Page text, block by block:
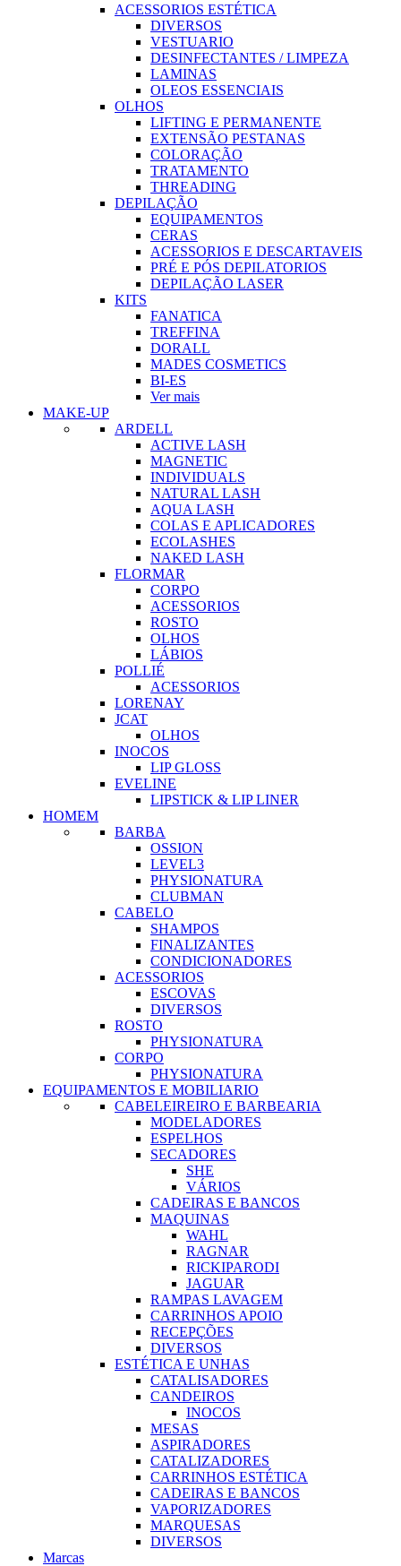
ACESSORIOS ESTÉTICA
DIVERSOS
VESTUARIO
DESINFECTANTES / LIMPEZA
LAMINAS
OLEOS ESSENCIAIS
OLHOS
LIFTING E PERMANENTE
EXTENSÃO PESTANAS
COLORAÇÃO
TRATAMENTO
THREADING
DEPILAÇÃO
EQUIPAMENTOS
CERAS
ACESSORIOS E DESCARTAVEIS
PRÉ E PÓS DEPILATORIOS
DEPILAÇÃO LASER
KITS
FANATICA
TREFFINA
DORALL
MADES COSMETICS
BI-ES
Ver mais
MAKE-UP
ARDELL
ACTIVE LASH
MAGNETIC
INDIVIDUALS
NATURAL LASH
AQUA LASH
COLAS E APLICADORES
ECOLASHES
NAKED LASH
FLORMAR
CORPO
ACESSORIOS
ROSTO
OLHOS
LÁBIOS
POLLIÉ
ACESSORIOS
LORENAY
JCAT
OLHOS
INOCOS
LIP GLOSS
EVELINE
LIPSTICK & LIP LINER
HOMEM
BARBA
OSSION
LEVEL3
PHYSIONATURA
CLUBMAN
CABELO
SHAMPOS
FINALIZANTES
CONDICIONADORES
ACESSORIOS
ESCOVAS
DIVERSOS
ROSTO
PHYSIONATURA
CORPO
PHYSIONATURA
EQUIPAMENTOS E MOBILIARIO
CABELEIREIRO E BARBEARIA
MODELADORES
ESPELHOS
SECADORES
SHE
VÁRIOS
CADEIRAS E BANCOS
MAQUINAS
WAHL
RAGNAR
RICKIPARODI
JAGUAR
RAMPAS LAVAGEM
CARRINHOS APOIO
RECEPÇÕES
DIVERSOS
ESTÉTICA E UNHAS
CATALISADORES
CANDEIROS
INOCOS
MESAS
ASPIRADORES
CATALIZADORES
CARRINHOS ESTÉTICA
CADEIRAS E BANCOS
VAPORIZADORES
MARQUESAS
DIVERSOS
Marcas